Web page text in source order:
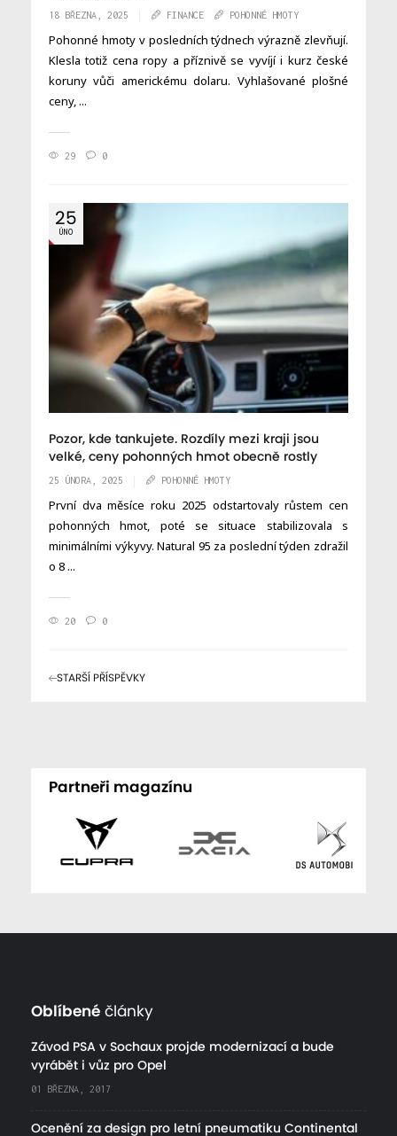
18 BŘEZNA, 2025 FINANCE POHONNÉ HMOTY
Pohonné hmoty v posledních týdnech výrazně zlevňují.
Klesla totiž cena ropy a příznivě se vyvíjí i kurz české
koruny vůči americkému dolaru. Vyhlašované plošné
ceny, ...
29 0
25
ÚNO
Pozor, kde tankujete. Rozdíly mezi kraji jsou
velké, ceny pohonných hmot obecně rostly
25 ÚNORA, 2025 POHONNÉ HMOTY
První dva měsíce roku 2025 odstartovaly růstem cen
pohonných hmot, poté se situace stabilizovala s
minimálními výkyvy. Natural 95 za poslední týden zdražil
o 8 ...
20 0
STARŠÍ PŘÍSPĚVKY
Partneři magazínu
Oblíbené články
Závod PSA v Sochaux projde modernizací a bude
vyrábět i vůz pro Opel
01 BŘEZNA, 2017
Ocenění za design pro letní pneumatiku Continental